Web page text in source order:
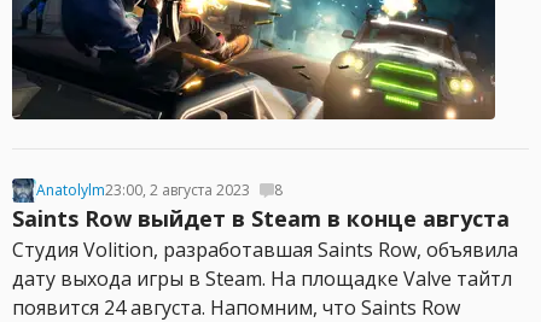
Anatolylm23:00, 2 августа 2023 8
Saints Row выйдет в Steam в конце августа
Студия Volition, разработавшая Saints Row, объявила
дату выхода игры в Steam. На площадке Valve тайтл
появится 24 августа. Напомним, что Saints Row